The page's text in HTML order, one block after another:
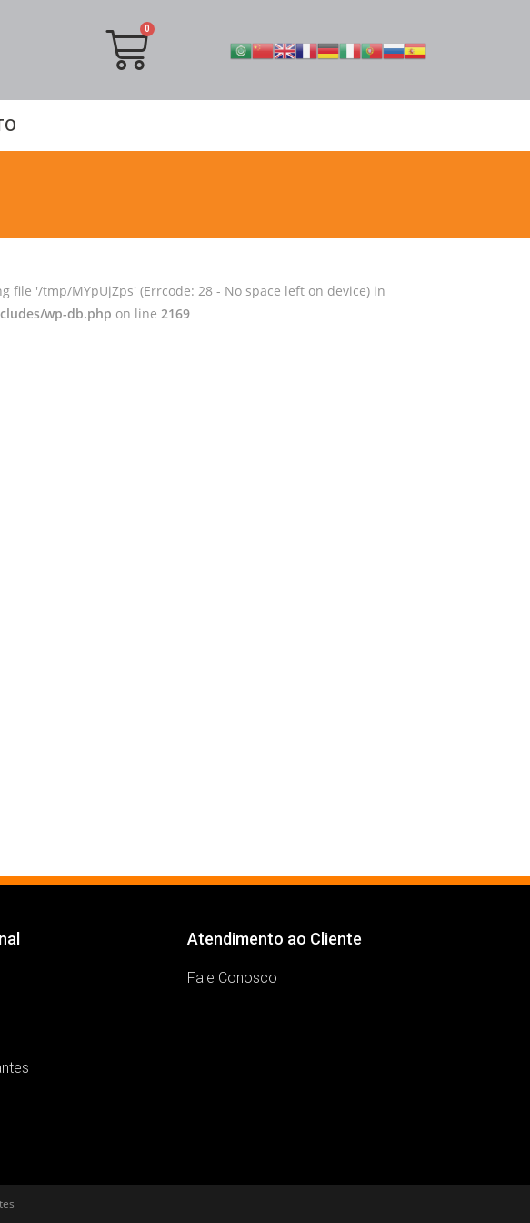
file '/tmp/MYpUjZps' (Errcode: 28 - No space left on device) in
wp-db.php on line2169
Atendimento ao Cliente
Fale Conosco